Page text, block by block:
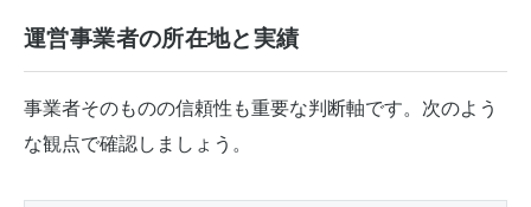
運営事業者の所在地と実績
事業者そのものの信頼性も重要な判断軸です。次のよう
な観点で確認しましょう。